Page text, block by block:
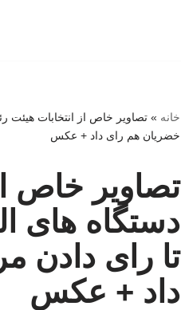
خانه »تصاویر خاص از انتخابات هیئت
خضریان هم رای داد + عکس
تصاویر خاص
دستگاه های
تا رای دادن
داد + عکس